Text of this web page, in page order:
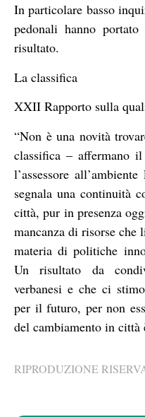
In particolare basso
pedonali hanno
risultato.
La classifica
XXII Rapporto sulla
“Non è una novità
classifica – affermano
l’assessore
segnala una continuità
città, pur in presenza
mancanza di risorse
materia di politiche
Un risultato da
verbanesi e che ci
per il futuro, per non
del cambiamento in città
RIPRODUZIONE